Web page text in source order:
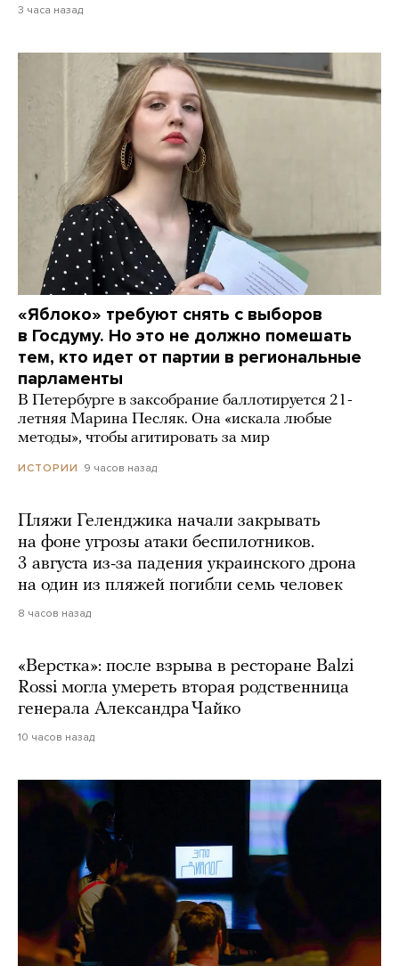
3 часа назад
«Яблоко» требуют снять с выборов
в Госдуму. Но это не должно помешать
тем, кто идет от партии в региональные
парламенты
В Петербурге в заксобрание баллотируется 21-
летняя Марина Песляк. Она «искала любые
методы», чтобы агитировать за мир
ИСТОРИИ 9 часов назад
Пляжи Геленджика начали закрывать
на фоне угрозы атаки беспилотников.
3 августа из-за падения украинского дрона
на один из пляжей погибли семь человек
8 часов назад
«Верстка»: после взрыва в ресторане Balzi
Rossi могла умереть вторая родственница
генерала Александра Чайко
10 часов назад